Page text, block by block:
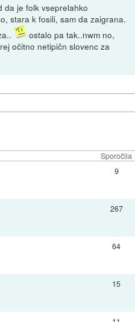
da je folk vseprelahko
stara k fosili, sam da zaigrana.
ostalo pa tak..nwm no,
očitno netipičn slovenc za
Sporočila
9
267
64
15